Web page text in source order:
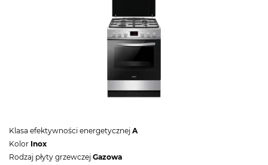
Klasa efektywności energetycznej A
Kolor Inox
Rodzaj płyty grzewczej Gazowa